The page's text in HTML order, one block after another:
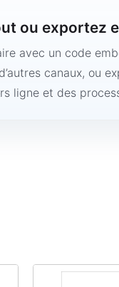
ou exportez
avec un code
canaux, ou
ligne et des